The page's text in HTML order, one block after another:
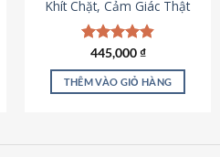
Khít Chặt, Cảm Giác Thật
Được xếp
hạng4.84
5 sao
445,000₫
THÊM VÀO GIỎ HÀNG